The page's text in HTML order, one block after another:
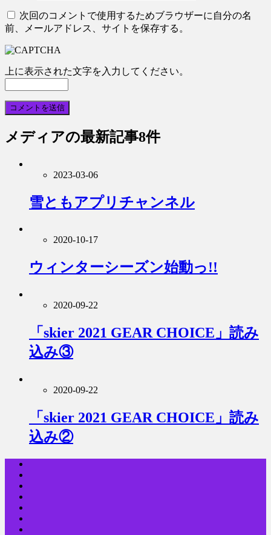
次回のコメントで使用するためブラウザーに自分の名
前、メールアドレス、サイトを保存する。
上に表示された文字を入力してください。
メディアの最新記事8件
2023-03-06
雪ともアプリチャンネル
2020-10-17
ウィンターシーズン始動っ!!
2020-09-22
「skier 2021 GEAR CHOICE」読み
込み③
2020-09-22
「skier 2021 GEAR CHOICE」読み
込み②